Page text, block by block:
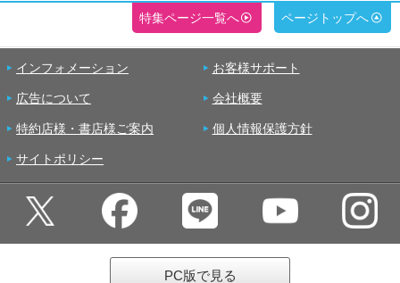
特集ページ一覧へ ページトップへ
インフォメーション お客様サポート
広告について 会社概要
特約店様・書店様ご案内 個人情報保護方針
サイトポリシー
PC版で見る